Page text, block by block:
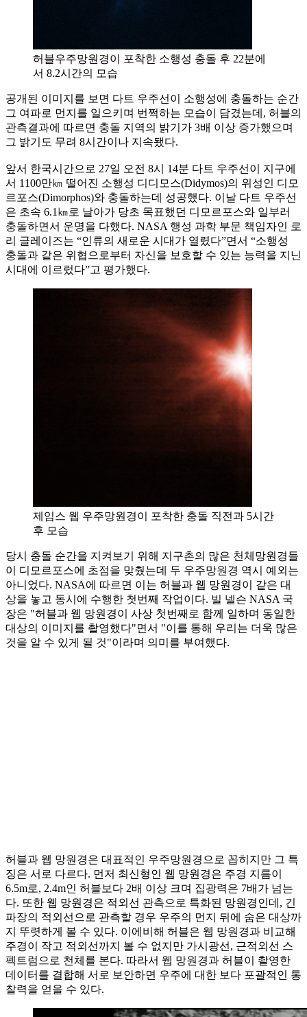
허블우주망원경이 포착한 소행성 충돌 후 22분에
서 8.2시간의 모습
공개된 이미지를 보면 다트 우주선이 소행성에 충돌하는 순간
그 여파로 먼지를 일으키며 번쩍하는 모습이 담겼는데, 허블의
관측결과에 따르면 충돌 지역의 밝기가 3배 이상 증가했으며
그 밝기도 무려 8시간이나 지속됐다.
앞서 한국시간으로 27일 오전 8시 14분 다트 우주선이 지구에
서 1100만㎞ 떨어진 소행성 디디모스(Didymos)의 위성인 디모
르포스(Dimorphos)와 충돌하는데 성공했다. 이날 다트 우주선
은 초속 6.1㎞로 날아가 당초 목표했던 디모르포스와 일부러
충돌하면서 운명을 다했다. NASA 행성 과학 부문 책임자인 로
리 글레이즈는 “인류의 새로운 시대가 열렸다”면서 “소행성
충돌과 같은 위협으로부터 자신을 보호할 수 있는 능력을 지닌
시대에 이르렀다”고 평가했다.
제임스 웹 우주망원경이 포착한 충돌 직전과 5시간
후 모습
당시 충돌 순간을 지켜보기 위해 지구촌의 많은 천체망원경들
이 디모르포스에 초점을 맞췄는데 두 우주망원경 역시 예외는
아니었다. NASA에 따르면 이는 허블과 웹 망원경이 같은 대
상을 놓고 동시에 수행한 첫번째 작업이다. 빌 넬슨 NASA 국
장은 "허블과 웹 망원경이 사상 첫번째로 함께 일하며 동일한
대상의 이미지를 촬영했다"면서 "이를 통해 우리는 더욱 많은
것을 알 수 있게 될 것"이라며 의미를 부여했다.
허블과 웹 망원경은 대표적인 우주망원경으로 꼽히지만 그 특
징은 서로 다르다. 먼저 최신형인 웹 망원경은 주경 지름이
6.5m로, 2.4m인 허블보다 2배 이상 크며 집광력은 7배가 넘는
다. 또한 웹 망원경은 적외선 관측으로 특화된 망원경인데, 긴
파장의 적외선으로 관측할 경우 우주의 먼지 뒤에 숨은 대상까
지 뚜렷하게 볼 수 있다. 이에비해 허블은 웹 망원경과 비교해
주경이 작고 적외선까지 볼 수 없지만 가시광선, 근적외선 스
펙트럼으로 천체를 본다. 따라서 웹 망원경과 허블이 촬영한
데이터를 결합해 서로 보안하면 우주에 대한 보다 포괄적인 통
찰력을 얻을 수 있다.